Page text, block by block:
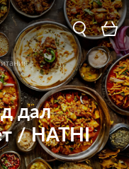
дал
/ HATHI